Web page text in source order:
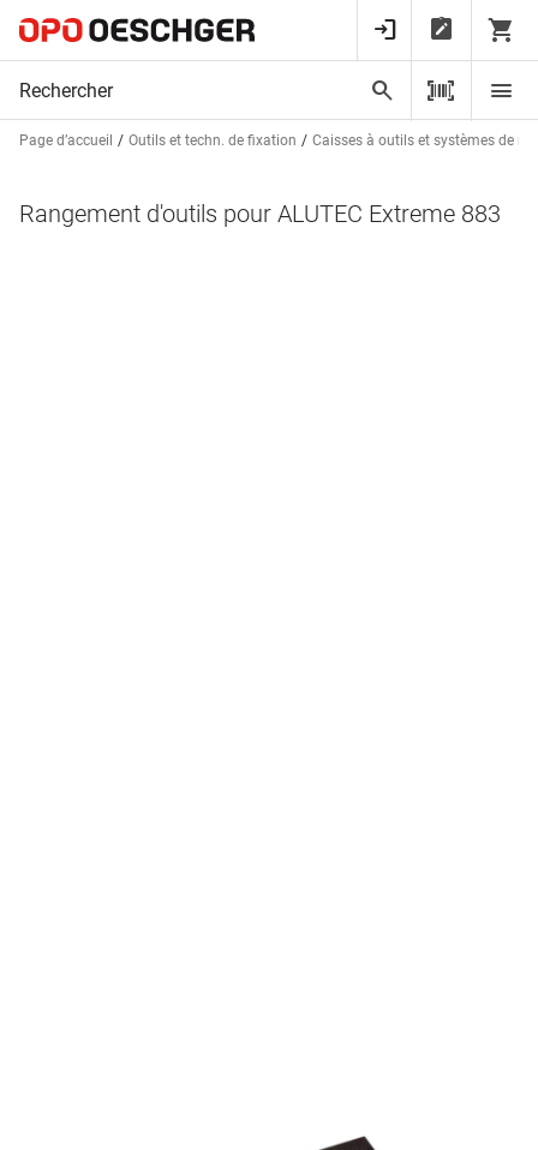
Page d’accueil Outils et techn. de fixation Caisses à outils et systèmes de
Rangement d'outils pour ALUTEC Extreme 883